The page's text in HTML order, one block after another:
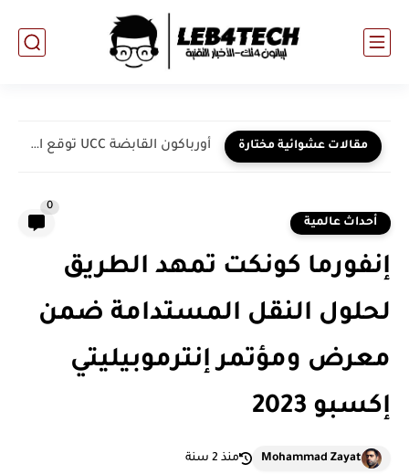
مقالات عشوائية مختارة أورباكون القابضة UCC توقع اتفاقية نهائية مع COBOD الدنماركية لشراء...
أحداث عالمية
0
إنفورما كونكت تمهد الطريق
لحلول النقل المستدامة ضمن
معرض ومؤتمر إنترموبيليتي
إكسبو 2023
Mohammad Zayat منذ 2 سنة